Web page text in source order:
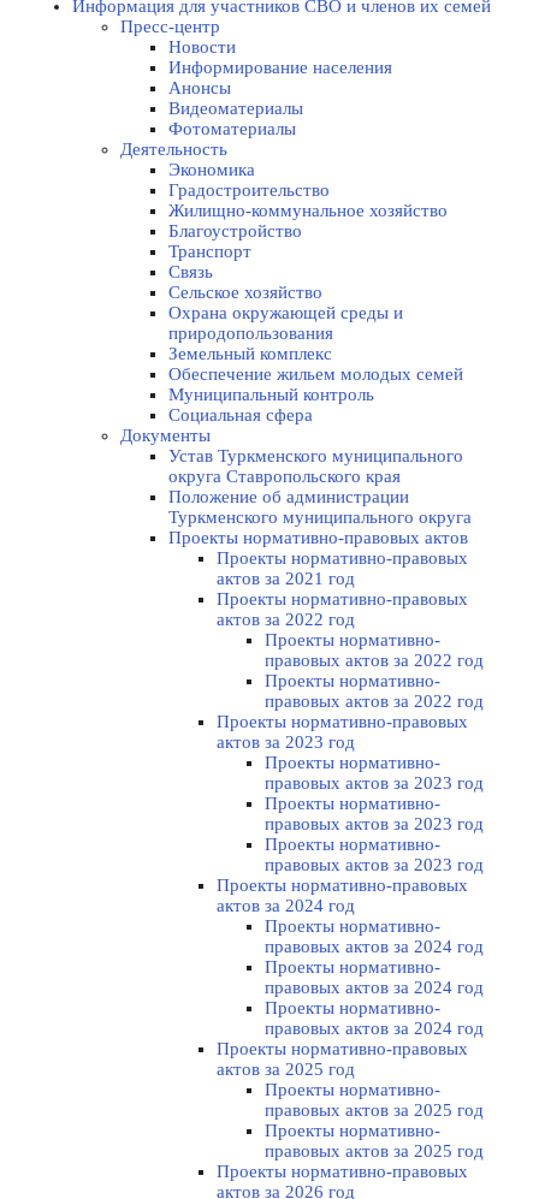
Информация для участников СВО и членов их семей
Пресс-центр
Новости
Информирование населения
Анонсы
Видеоматериалы
Фотоматериалы
Деятельность
Экономика
Градостроительство
Жилищно-коммунальное хозяйство
Благоустройство
Транспорт
Связь
Сельское хозяйство
Охрана окружающей среды и
природопользования
Земельный комплекс
Обеспечение жильем молодых семей
Муниципальный контроль
Социальная сфера
Документы
Устав Туркменского муниципального
округа Ставропольского края
Положение об администрации
Туркменского муниципального округа
Проекты нормативно-правовых актов
Проекты нормативно-правовых
актов за 2021 год
Проекты нормативно-правовых
актов за 2022 год
Проекты нормативно-
правовых актов за 2022 год
Проекты нормативно-
правовых актов за 2022 год
Проекты нормативно-правовых
актов за 2023 год
Проекты нормативно-
правовых актов за 2023 год
Проекты нормативно-
правовых актов за 2023 год
Проекты нормативно-
правовых актов за 2023 год
Проекты нормативно-правовых
актов за 2024 год
Проекты нормативно-
правовых актов за 2024 год
Проекты нормативно-
правовых актов за 2024 год
Проекты нормативно-
правовых актов за 2024 год
Проекты нормативно-правовых
актов за 2025 год
Проекты нормативно-
правовых актов за 2025 год
Проекты нормативно-
правовых актов за 2025 год
Проекты нормативно-правовых
актов за 2026 год